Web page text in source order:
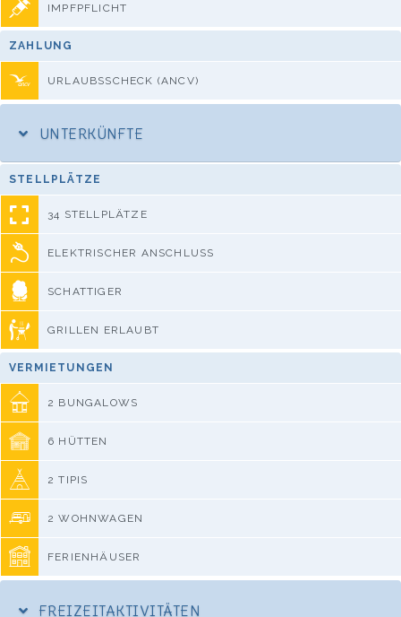
IMPFPFLICHT
ZAHLUNG
URLAUBSSCHECK (ANCV)
UNTERKÜNFTE
STELLPLÄTZE
34 STELLPLÄTZE
ELEKTRISCHER ANSCHLUSS
SCHATTIGER
GRILLEN ERLAUBT
VERMIETUNGEN
2 BUNGALOWS
6 HÜTTEN
2 TIPIS
2 WOHNWAGEN
FERIENHÄUSER
FREIZEITAKTIVITÄTEN